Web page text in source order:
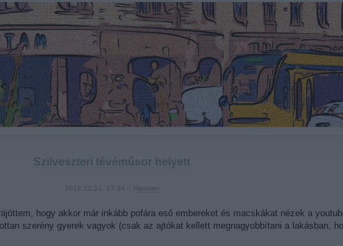
Szilveszteri tévéműsor helyett
2012.12.31. 17:34 :: Hamster
hogy akkor már inkább pofára eső embereket és macskákat nézek a
szerény gyerek vagyok (csak az ajtókat kellett megnagyobbítani a lakásban,